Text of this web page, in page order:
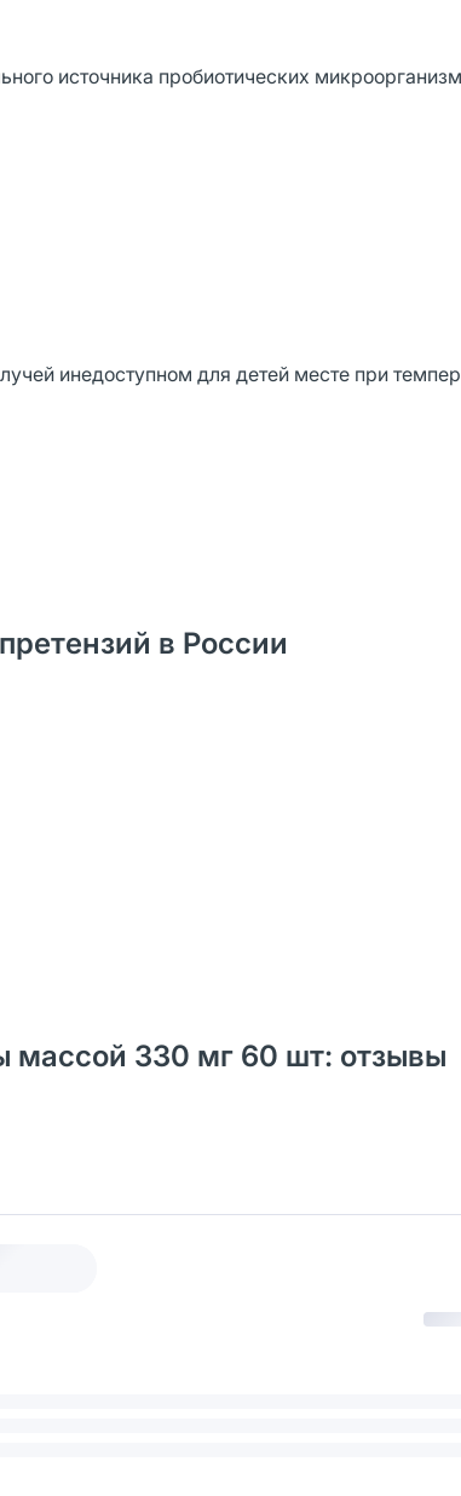
источника пробиотических
инедоступном для детей месте при
в России
массой 330 мг 60 шт: отзывы